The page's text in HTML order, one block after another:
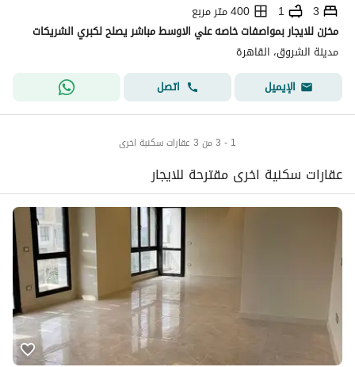
3
1
400 متر مربع
مخزن للايجار بمواصفات خاصه علي الاوسط مباشر يصلح لكبري الشريكات
مدينة الشروق، القاهرة
الإيميل
اتصل
1 - 3 من 3 عقارات سكنية اخرى
عقارات سكنية اخرى مقترحة للايجار